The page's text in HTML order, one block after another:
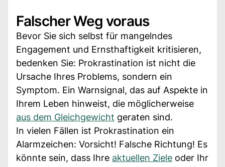
Falscher Weg voraus
Bevor Sie sich selbst für mangelndes
Engagement und Ernsthaftigkeit kritisieren,
bedenken Sie: Prokrastination ist nicht die
Ursache Ihres Problems, sondern ein
Symptom. Ein Warnsignal, das auf Aspekte in
Ihrem Leben hinweist, die möglicherweise
aus dem Gleichgewicht geraten sind.
In vielen Fällen ist Prokrastination ein
Alarmzeichen: Vorsicht! Falsche Richtung! Es
könnte sein, dass Ihre aktuellen Ziele oder Ihr